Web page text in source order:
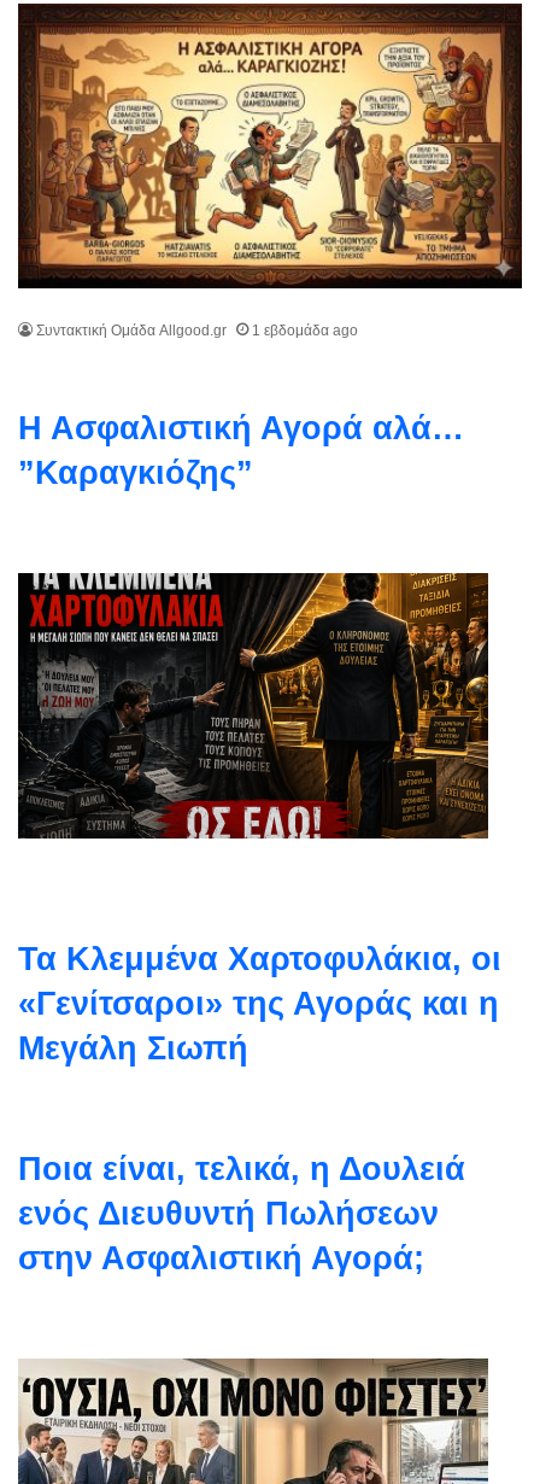
Συντακτική Ομάδα Allgood.gr 1 εβδομάδα ago
Η Ασφαλιστική Αγορά αλά…
”Καραγκιόζης”
Τα Κλεμμένα Χαρτοφυλάκια, οι
«Γενίτσαροι» της Αγοράς και η
Μεγάλη Σιωπή
Ποια είναι, τελικά, η Δουλειά
ενός Διευθυντή Πωλήσεων
στην Ασφαλιστική Αγορά;